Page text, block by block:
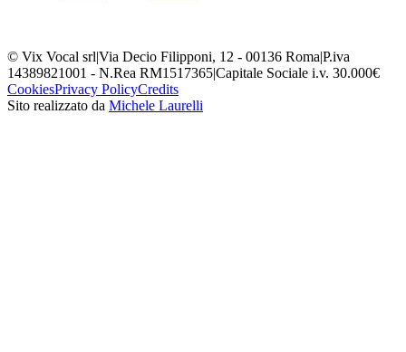
© Vix Vocal srl|Via Decio Filipponi, 12 - 00136 Roma|P.iva
14389821001 - N.Rea RM1517365|Capitale Sociale i.v. 30.000€
CookiesPrivacy PolicyCredits
Sito realizzato da Michele Laurelli